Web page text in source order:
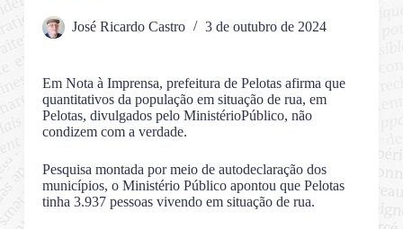
José Ricardo Castro 3 de outubro de 2024
Em Nota à Imprensa, prefeitura de Pelotas afirma que
quantitativos da população em situação de rua, em
Pelotas, divulgados pelo MinistérioPúblico, não
condizem com a verdade.
Pesquisa montada por meio de autodeclaração dos
municípios, o Ministério Público apontou que Pelotas
tinha 3.937 pessoas vivendo em situação de rua.